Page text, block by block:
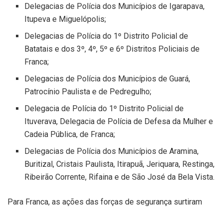
Delegacias de Polícia dos Municípios de Igarapava,
Itupeva e Miguelópolis;
Delegacias de Polícia do 1º Distrito Policial de
Batatais e dos 3º, 4º, 5º e 6º Distritos Policiais de
Franca;
Delegacias de Polícia dos Municípios de Guará,
Patrocínio Paulista e de Pedregulho;
Delegacia de Polícia do 1º Distrito Policial de
Ituverava, Delegacia de Polícia de Defesa da Mulher e
Cadeia Pública, de Franca;
Delegacias de Polícia dos Municípios de Aramina,
Buritizal, Cristais Paulista, Itirapuã, Jeriquara, Restinga,
Ribeirão Corrente, Rifaina e de São José da Bela Vista.
Para Franca, as ações das forças de segurança surtiram